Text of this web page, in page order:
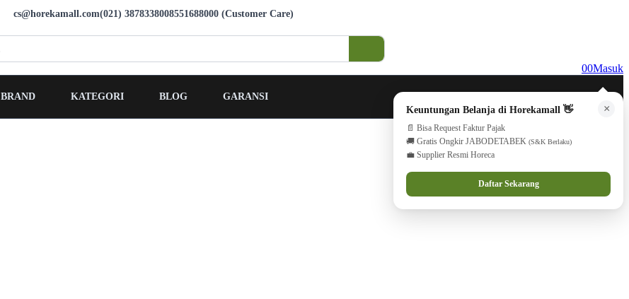
cs@horekamall.com(021) 3878338008551688000 (Customer Care)
00Masuk
×
Keuntungan Belanja di Horekamall 👋
📄 Bisa Request Faktur Pajak
🚚 Gratis Ongkir JABODETABEK (S&K Berlaku)
💼 Supplier Resmi Horeca
Daftar Sekarang
BRAND KATEGORI BLOG GARANSI